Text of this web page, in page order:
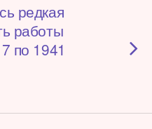
редкая
работы
по 1941